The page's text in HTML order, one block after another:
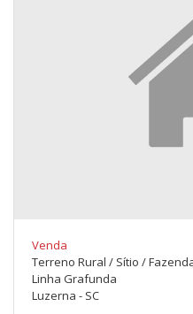
Venda
Terreno Rural / Sítio /
Linha Grafunda
Luzerna - SC